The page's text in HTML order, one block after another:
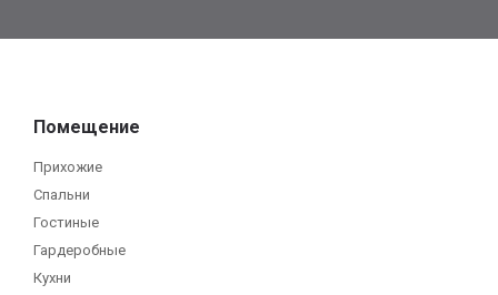
Помещение
Прихожие
Спальни
Гостиные
Гардеробные
Кухни